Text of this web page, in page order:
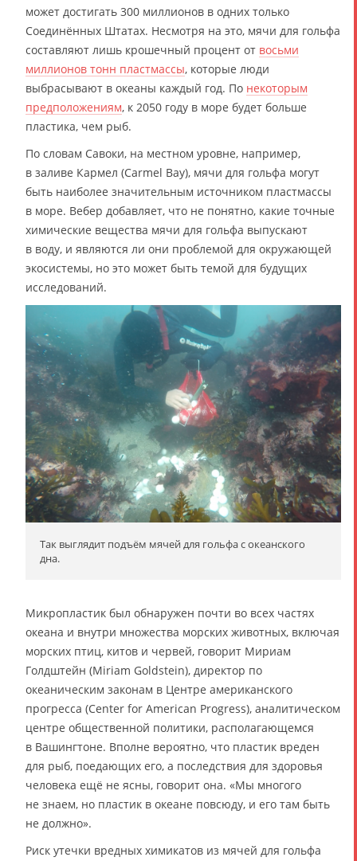
может достигать 300 миллионов в одних только
Соединённых Штатах. Несмотря на это, мячи для гольфа
составляют лишь крошечный процент от восьми
миллионов тонн пластмассы, которые люди
выбрасывают в океаны каждый год. По некоторым
предположениям, к 2050 году в море будет больше
пластика, чем рыб.
По словам Савоки, на местном уровне, например,
в заливе Кармел (Carmel Bay), мячи для гольфа могут
быть наиболее значительным источником пластмассы
в море. Вебер добавляет, что не понятно, какие точные
химические вещества мячи для гольфа выпускают
в воду, и являются ли они проблемой для окружающей
экосистемы, но это может быть темой для будущих
исследований.
Так выглядит подъём мячей для гольфа с океанского
дна.
Микропластик был обнаружен почти во всех частях
океана и внутри множества морских животных, включая
морских птиц, китов и червей, говорит Мириам
Голдштейн (Miriam Goldstein), директор по
океаническим законам в Центре американского
прогресса (Center for American Progress), аналитическом
центре общественной политики, располагающемся
в Вашингтоне. Вполне вероятно, что пластик вреден
для рыб, поедающих его, а последствия для здоровья
человека ещё не ясны, говорит она. «Мы многого
не знаем, но пластик в океане повсюду, и его там быть
не должно».
Риск утечки вредных химикатов из мячей для гольфа